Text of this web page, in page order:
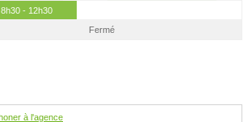
8h30 - 12h30
Fermé
à l'agence